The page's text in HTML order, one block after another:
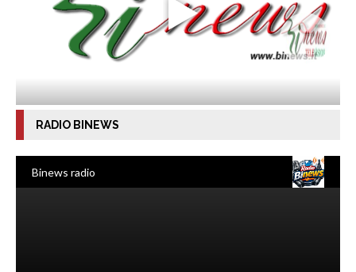
RADIO BINEWS